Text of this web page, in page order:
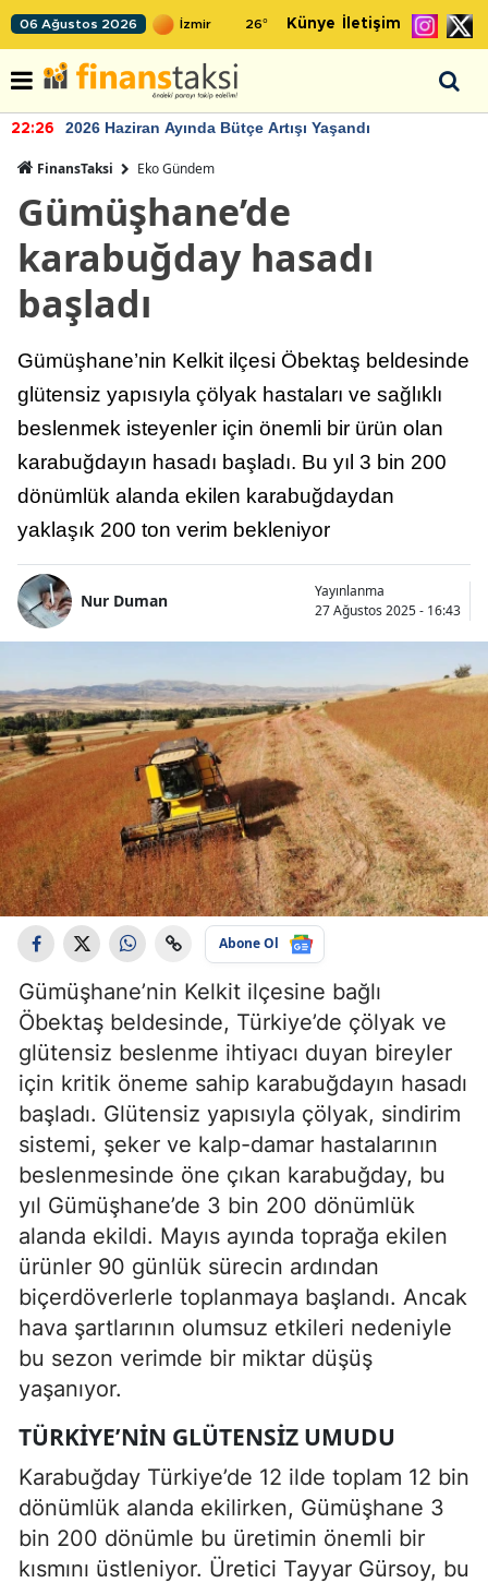
06 Ağustos 2026 26° Künye İletişim
22:26 2026 Haziran Ayında Bütçe Artışı Yaşandı
FinansTaksi Eko Gündem
Gümüşhane’de
karabuğday hasadı
başladı
Gümüşhane’nin Kelkit ilçesi Öbektaş beldesinde
glütensiz yapısıyla çölyak hastaları ve sağlıklı
beslenmek isteyenler için önemli bir ürün olan
karabuğdayın hasadı başladı. Bu yıl 3 bin 200
dönümlük alanda ekilen karabuğdaydan
yaklaşık 200 ton verim bekleniyor
Nur Duman
Yayınlanma
27 Ağustos 2025 - 16:43
Abone Ol
Gümüşhane’nin Kelkit ilçesine bağlı
Öbektaş beldesinde, Türkiye’de çölyak ve
glütensiz beslenme ihtiyacı duyan bireyler
için kritik öneme sahip karabuğdayın hasadı
başladı. Glütensiz yapısıyla çölyak, sindirim
sistemi, şeker ve kalp-damar hastalarının
beslenmesinde öne çıkan karabuğday, bu
yıl Gümüşhane’de 3 bin 200 dönümlük
alanda ekildi. Mayıs ayında toprağa ekilen
ürünler 90 günlük sürecin ardından
biçerdöverlerle toplanmaya başlandı. Ancak
hava şartlarının olumsuz etkileri nedeniyle
bu sezon verimde bir miktar düşüş
yaşanıyor.
TÜRKIYE’NIN GLÜTENSIZ UMUDU
Karabuğday Türkiye’de 12 ilde toplam 12 bin
dönümlük alanda ekilirken, Gümüşhane 3
bin 200 dönümle bu üretimin önemli bir
kısmını üstleniyor. Üretici Tayyar Gürsoy, bu